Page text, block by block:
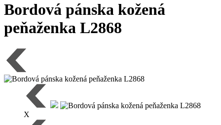
Bordová pánska kožená
peňaženka L2868
X